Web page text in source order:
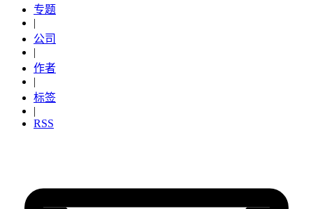
专题
|
公司
|
作者
|
标签
|
RSS